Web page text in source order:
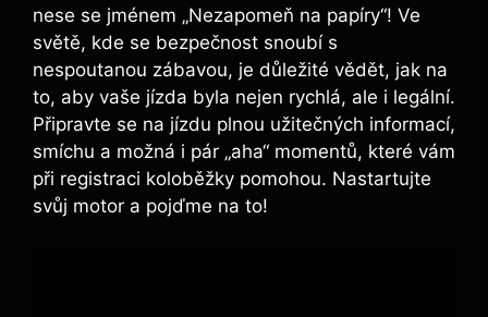
nese se jménem „Nezapomeň na papíry“! Ve
světě, kde se bezpečnost snoubí s
nespoutanou zábavou, je důležité vědět, jak na
to, aby vaše jízda byla nejen rychlá, ale i legální.
Připravte se na jízdu plnou užitečných informací,
smíchu a možná i pár „aha“ momentů, které vám
při registraci koloběžky pomohou. Nastartujte
svůj motor a pojďme na to!